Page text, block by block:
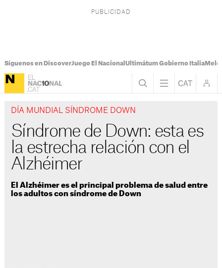
Síguenos en DiscoverJuego El Nacional Ultimátum Gobierno Italia
DÍA MUNDIAL SÍNDROME DOWN
Síndrome de Down: esta es
la estrecha relación con el
Alzhéimer
El Alzhéimer es el principal problema de salud entre
los adultos con síndrome de Down